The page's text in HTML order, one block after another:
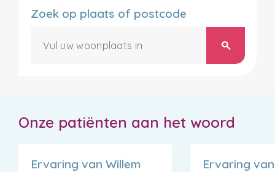
Zoek op plaats of postcode
search
Onze patiënten aan het woord
Ervaring van Willem Ervaring